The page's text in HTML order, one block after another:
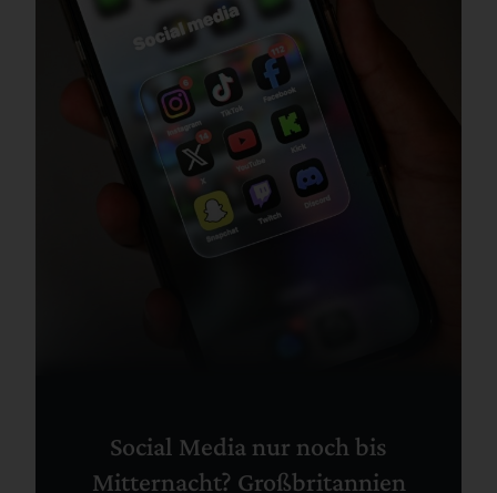
Social Media nur noch bis
Mitternacht? Großbritannien